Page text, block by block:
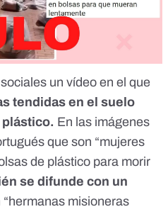
un vídeo en el que
tendidas en el suelo
En las imágenes
que son “mujeres
de plástico para morir
se difunde con un
misioneras